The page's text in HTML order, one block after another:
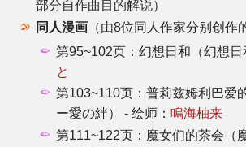
部分自作曲目的解说）
同人漫画（由8位同人作家分别创作
第95~102页：幻想日和（幻想
と
第103~110页：普莉兹姆利巴爱
ー愛の絆） - 绘师：鳴海柚来
第111~122页：魔女们的茶会（